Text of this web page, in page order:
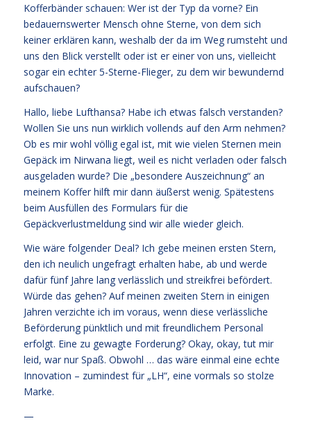
Kofferbänder schauen: Wer ist der Typ da vorne? Ein
bedauernswerter Mensch ohne Sterne, von dem sich
keiner erklären kann, weshalb der da im Weg rumsteht und
uns den Blick verstellt oder ist er einer von uns, vielleicht
sogar ein echter 5-Sterne-Flieger, zu dem wir bewundernd
aufschauen?
Hallo, liebe Lufthansa? Habe ich etwas falsch verstanden?
Wollen Sie uns nun wirklich vollends auf den Arm nehmen?
Ob es mir wohl völlig egal ist, mit wie vielen Sternen mein
Gepäck im Nirwana liegt, weil es nicht verladen oder falsch
ausgeladen wurde? Die „besondere Auszeichnung“ an
meinem Koffer hilft mir dann äußerst wenig. Spätestens
beim Ausfüllen des Formulars für die
Gepäckverlustmeldung sind wir alle wieder gleich.
Wie wäre folgender Deal? Ich gebe meinen ersten Stern,
den ich neulich ungefragt erhalten habe, ab und werde
dafür fünf Jahre lang verlässlich und streikfrei befördert.
Würde das gehen? Auf meinen zweiten Stern in einigen
Jahren verzichte ich im voraus, wenn diese verlässliche
Beförderung pünktlich und mit freundlichem Personal
erfolgt. Eine zu gewagte Forderung? Okay, okay, tut mir
leid, war nur Spaß. Obwohl … das wäre einmal eine echte
Innovation – zumindest für „LH“, eine vormals so stolze
Marke.
—